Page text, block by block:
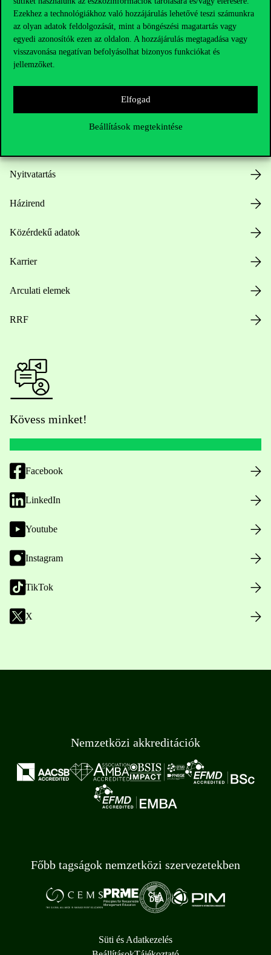
Ezekhez a technológiákhoz való hozzájárulás lehetővé teszi számunkra
az olyan adatok feldolgozását, mint a böngészési magatartás vagy
egyedi azonosítók ezen az oldalon. A hozzájárulás megtagadása vagy
visszavonása negatívan befolyásolhat bizonyos funkciókat és
jellemzőket.
Elfogad
Beállítások megtekintése
Sajtó:press@uni-corvinus.hu
Nyitvatartás
Házirend
Közérdekű adatok
Karrier
Arculati elemek
RRF
Kövess minket!
Facebook
LinkedIn
Youtube
Instagram
TikTok
X
Nemzetközi akkreditációk
Főbb tagságok nemzetközi szervezetekben
Süti és Adatkezelés